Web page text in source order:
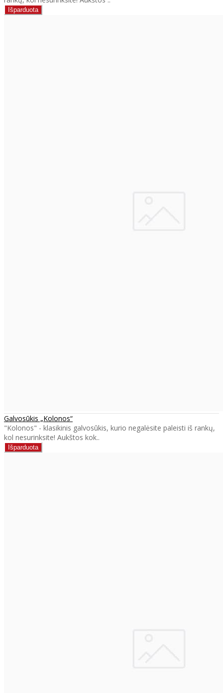
Galvosūkis „Kolonos“
"Kolonos" - klasikinis galvosūkis, kurio negalėsite paleisti iš rankų,
kol nesurinksite! Aukštos kok..